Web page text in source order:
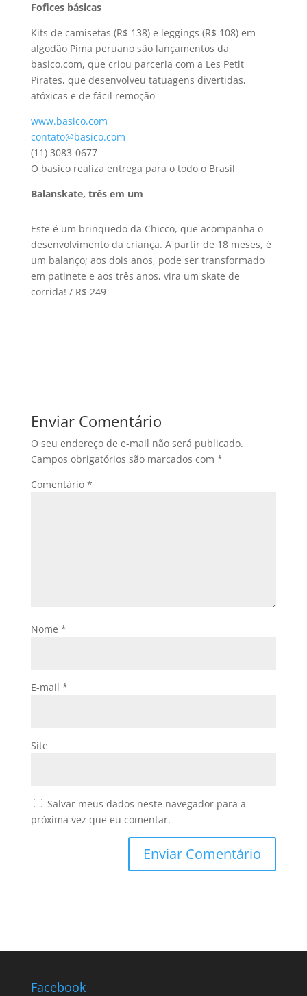
Fofices básicas
Kits de camisetas (R$ 138) e leggings (R$ 108) em
algodão Pima peruano são lançamentos da
basico.com, que criou parceria com a Les Petit
Pirates, que desenvolveu tatuagens divertidas,
atóxicas e de fácil remoção
www.basico.com
contato@basico.com
(11) 3083-0677
O basico realiza entrega para o todo o Brasil
Balanskate, três em um
Este é um brinquedo da Chicco, que acompanha o
desenvolvimento da criança. A partir de 18 meses, é
um balanço; aos dois anos, pode ser transformado
em patinete e aos três anos, vira um skate de
corrida! / R$ 249
Enviar Comentário
O seu endereço de e-mail não será publicado.
Campos obrigatórios são marcados com *
Comentário *
Nome *
E-mail *
Site
Salvar meus dados neste navegador para a
próxima vez que eu comentar.
Facebook